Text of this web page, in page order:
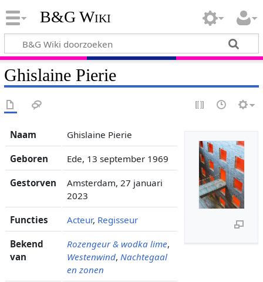
B&G Wiki
Ghislaine Pierie
Naam Ghislaine Pierie
Geboren Ede, 13 september 1969
Gestorven
Amsterdam, 27 januari
2023
Functies Acteur, Regisseur
Bekend
van
Rozengeur & wodka lime,
Westenwind, Nachtegaal
en zonen